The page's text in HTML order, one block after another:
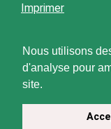
Nous utilisons
d'analyse pour
site.
Imprimer